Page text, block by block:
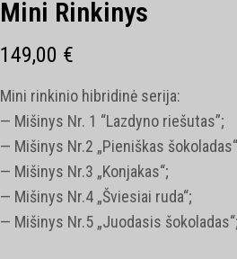
Mini Rinkinys
149,00 €
Mini rinkinio hibridinė serija:
— Mišinys Nr. 1 “Lazdyno riešutas”;
— Mišinys Nr.2 „Pieniškas
— Mišinys Nr.3 „Konjakas“;
— Mišinys Nr.4 „Šviesiai ruda“;
— Mišinys Nr.5 „Juodasis